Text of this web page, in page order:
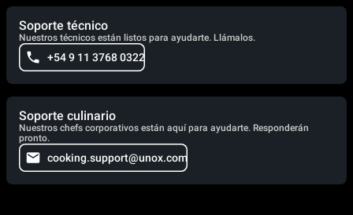
Soporte técnico
Nuestros técnicos están listos para ayudarte. Llámalos.
+54 9 11 3768 0322
Soporte culinario
Nuestros chefs corporativos están aquí para ayudarte. Responderán
pronto.
cooking.support@unox.com